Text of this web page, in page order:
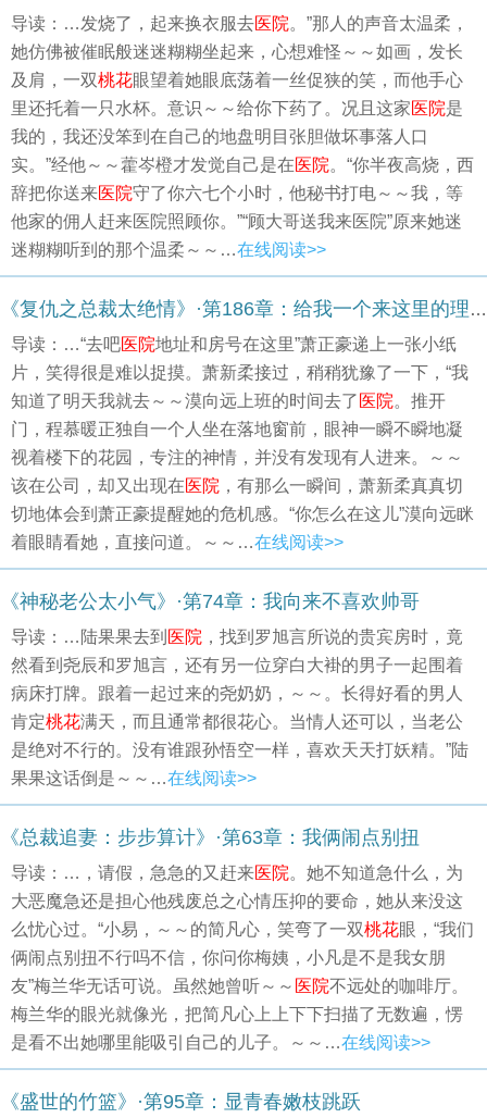
导读：…发烧了，起来换衣服去医院。”那人的声音太温柔，
她仿佛被催眠般迷迷糊糊坐起来，心想难怪～～如画，发长
及肩，一双桃花眼望着她眼底荡着一丝促狭的笑，而他手心
里还托着一只水杯。意识～～给你下药了。况且这家医院是
我的，我还没笨到在自己的地盘明目张胆做坏事落人口
实。”经他～～藿岑橙才发觉自己是在医院。“你半夜高烧，西
辞把你送来医院守了你六七个小时，他秘书打电～～我，等
他家的佣人赶来医院照顾你。”“顾大哥送我来医院”原来她迷
迷糊糊听到的那个温柔～～…在线阅读>>
《复仇之总裁太绝情》·第186章：给我一个来这里的理由
导读：…“去吧医院地址和房号在这里”萧正豪递上一张小纸
片，笑得很是难以捉摸。萧新柔接过，稍稍犹豫了一下，“我
知道了明天我就去～～漠向远上班的时间去了 医院。推开
门，程慕暖正独自一个人坐在落地窗前，眼神一瞬不瞬地凝
视着楼下的花园，专注的神情，并没有发现有人进来。～～
该在公司，却又出现在医院 ，有那么一瞬间，萧新柔真真切
切地体会到萧正豪提醒她的危机感。“你怎么在这儿”漠向远眯
着眼睛看她，直接问道。～～…在线阅读>>
《神秘老公太小气》·第74章：我向来不喜欢帅哥
导读：…陆果果去到 医院 ，找到罗旭言所说的贵宾房时，竟
然看到尧辰和罗旭言，还有另一位穿白大褂的男子一起围着
病床打牌。跟着一起过来的尧奶奶，～～。长得好看的男人
肯定桃花满天，而且通常都很花心。当情人还可以，当老公
是绝对不行的。没有谁跟孙悟空一样，喜欢天天打妖精。”陆
果果这话倒是～～…在线阅读>>
《总裁追妻：步步算计》·第63章：我俩闹点别扭
导读：…，请假，急急的又赶来医院。她不知道急什么，为
大恶魔急还是担心他残废总之心情压抑的要命，她从来没这
么忧心过。“小易，～～的简凡心，笑弯了一双桃花眼，“我们
俩闹点别扭不行吗不信，你问你梅姨，小凡是不是我女朋
友”梅兰华无话可说。虽然她曾听～～ 医院不远处的咖啡厅。
梅兰华的眼光就像光，把简凡心上上下下扫描了无数遍，愣
是看不出她哪里能吸引自己的儿子。～～…在线阅读>>
《盛世的竹篮》·第95章：显青春嫩枝跳跃